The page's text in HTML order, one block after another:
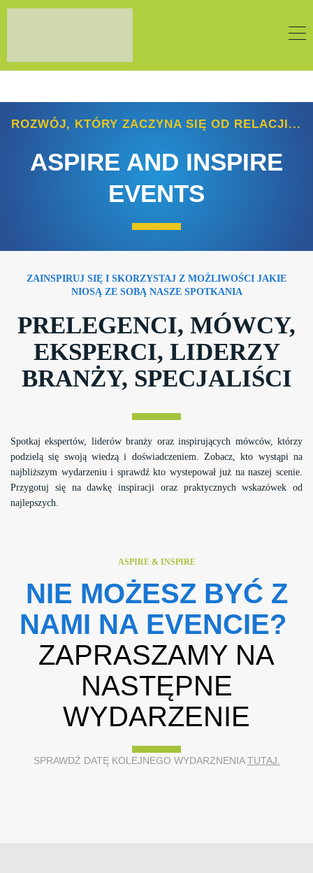
ROZWÓJ, KTÓRY ZACZYNA SIĘ OD RELACJI...
ASPIRE AND INSPIRE
EVENTS
ZAINSPIRUJ SIĘ I SKORZYSTAJ Z MOŻLIWOŚCI JAKIE
NIOSĄ ZE SOBĄ NASZE SPOTKANIA
PRELEGENCI, MÓWCY,
EKSPERCI, LIDERZY
BRANŻY, SPECJALIŚCI
Spotkaj ekspertów, liderów branży oraz inspirujących mówców, którzy
podzielą się swoją wiedzą i doświadczeniem. Zobacz, kto wystąpi na
najbliższym wydarzeniu i sprawdź kto wystepował już na naszej scenie.
Przygotuj się na dawkę inspiracji oraz praktycznych wskazówek od
najlepszych.
ASPIRE & INSPIRE
NIE MOŻESZ BYĆ Z
NAMI NA EVENCIE?
ZAPRASZAMY NA
NASTĘPNE
WYDARZENIE
SPRAWDŹ DATĘ KOLEJNEGO WYDARZNENIATUTAJ.